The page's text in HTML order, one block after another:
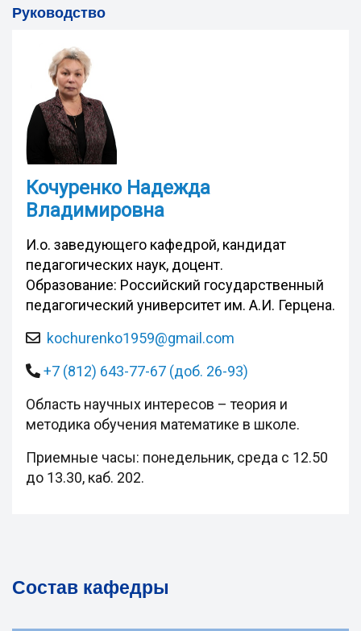
Руководство
Кочуренко Надежда
Владимировна
И.о. заведующего кафедрой, кандидат
педагогических наук, доцент.
Образование: Российский государственный
педагогический университет им. А.И. Герцена.
kochurenko1959@gmail.com
+7 (812) 643-77-67 (доб. 26-93)
Область научных интересов – теория и
методика обучения математике в школе.
Приемные часы: понедельник, среда с 12.50
до 13.30, каб. 202.
Состав кафедры